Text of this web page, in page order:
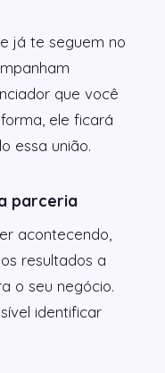
já te seguem no
que você
ele ficará
essa união.
parceria
acontecendo,
resultados a
o seu negócio.
identificar